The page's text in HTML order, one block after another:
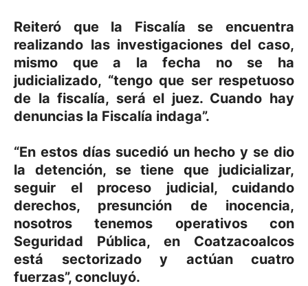
Reiteró que la Fiscalía se encuentra
realizando las investigaciones del caso,
mismo que a la fecha no se ha
judicializado, “tengo que ser respetuoso
de la fiscalía, será el juez. Cuando hay
denuncias la Fiscalía indaga”.
“En estos días sucedió un hecho y se dio
la detención, se tiene que judicializar,
seguir el proceso judicial, cuidando
derechos, presunción de inocencia,
nosotros tenemos operativos con
Seguridad Pública, en Coatzacoalcos
está sectorizado y actúan cuatro
fuerzas”, concluyó.